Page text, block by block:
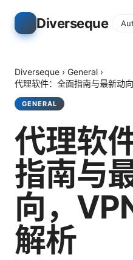
Diverseque
Diverseque › General ›
代理软件：全面指南与最新动
GENERAL
代理软
指南与
向，
解析